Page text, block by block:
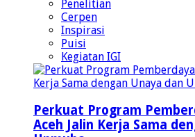
Penelitian
Cerpen
Inspirasi
Puisi
Kegiatan IGI
Perkuat Program
Aceh Jalin Kerja Sama